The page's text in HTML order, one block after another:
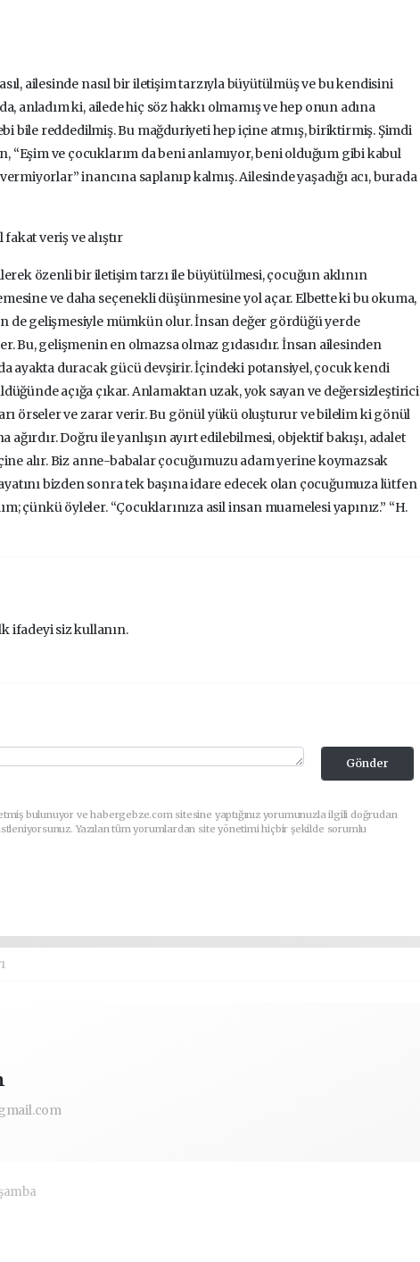
ailesinde nasıl bir iletişim tarzıyla büyütülmüş ve bu kendisini
anladım ki, ailede hiç söz hakkı olmamış ve hep onun adına
bile reddedilmiş. Bu mağduriyeti hep içine atmış, biriktirmiş. Şimdi
“Eşim ve çocuklarım da beni anlamıyor, beni olduğum gibi kabul
inancına saplanıp kalmış. Ailesinde yaşadığı acı, burada
veriş ve alıştır
özenli bir iletişim tarzı ile büyütülmesi, çocuğun aklının
ve daha seçenekli düşünmesine yol açar. Elbette ki bu okuma,
de gelişmesiyle mümkün olur. İnsan değer gördüğü yerde
Bu, gelişmenin en olmazsa olmaz gıdasıdır. İnsan ailesinden
ayakta duracak gücü devşirir. İçindeki potansiyel, çocuk kendi
açığa çıkar. Anlamaktan uzak, yok sayan ve değersizleştirici
örseler ve zarar verir. Bu gönül yükü oluşturur ve bilelim ki gönül
Doğru ile yanlışın ayırt edilebilmesi, objektif bakışı, adalet
alır. Biz anne-babalar çocuğumuzu adam yerine koymazsak
bizden sonra tek başına idare edecek olan çocuğumuza lütfen
çünkü öyleler. “Çocuklarınıza asil insan muamelesi yapınız.” “H.
ifadeyi siz kullanın.
Gönder
bulunuyor ve habergebze.com sitesine yaptığınız yorumunuzla ilgili doğrudan
Yazılan tüm yorumlardan site yönetimi hiçbir şekilde sorumlu